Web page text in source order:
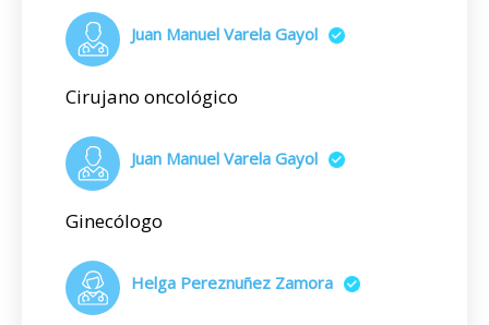
Juan Manuel Varela Gayol
Cirujano oncológico
Juan Manuel Varela Gayol
Ginecólogo
Helga Pereznuñez Zamora